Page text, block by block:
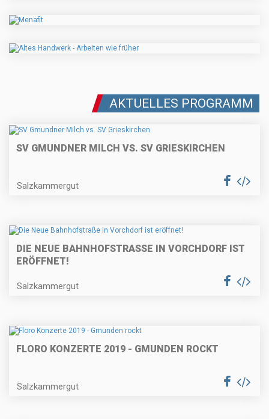
AKTUELLES PROGRAMM
SV GMUNDNER MILCH VS. SV GRIESKIRCHEN
Salzkammergut
DIE NEUE BAHNHOFSTRASSE IN VORCHDORF IST E
RÖFFNET!
Salzkammergut
FLORO KONZERTE 2019 - GMUNDEN ROCKT
Salzkammergut